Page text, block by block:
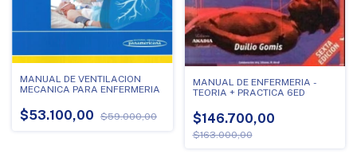
MANUAL DE VENTILACION
MECANICA PARA ENFERMERIA
$53.100,00 $59.000,00
MANUAL DE ENFERMERIA -
TEORIA + PRACTICA 6ED
$146.700,00
$163.000,00